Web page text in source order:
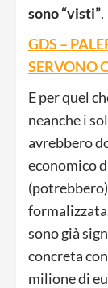
sono “visti”.
GDS –
SERVONO
E per quel
neanche i
avrebbero
economico
sono già
concreta
milione di